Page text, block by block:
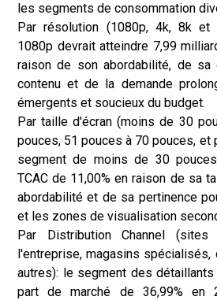
les segments de consommation
Par résolution (1080p, 4k, 8k et
1080p devrait atteindre 7,99
raison de son abordabilité, de sa
contenu et de la demande
émergents et soucieux du budget.
Par taille d'écran (moins de 30
pouces, 51 pouces à 70 pouces, et
segment de moins de 30
TCAC de 11,00% en raison de sa
abordabilité et de sa pertinence
et les zones de visualisation
Par Distribution Channel (sites
l'entreprise, magasins
autres): le segment des
part de marché de 36,99% en